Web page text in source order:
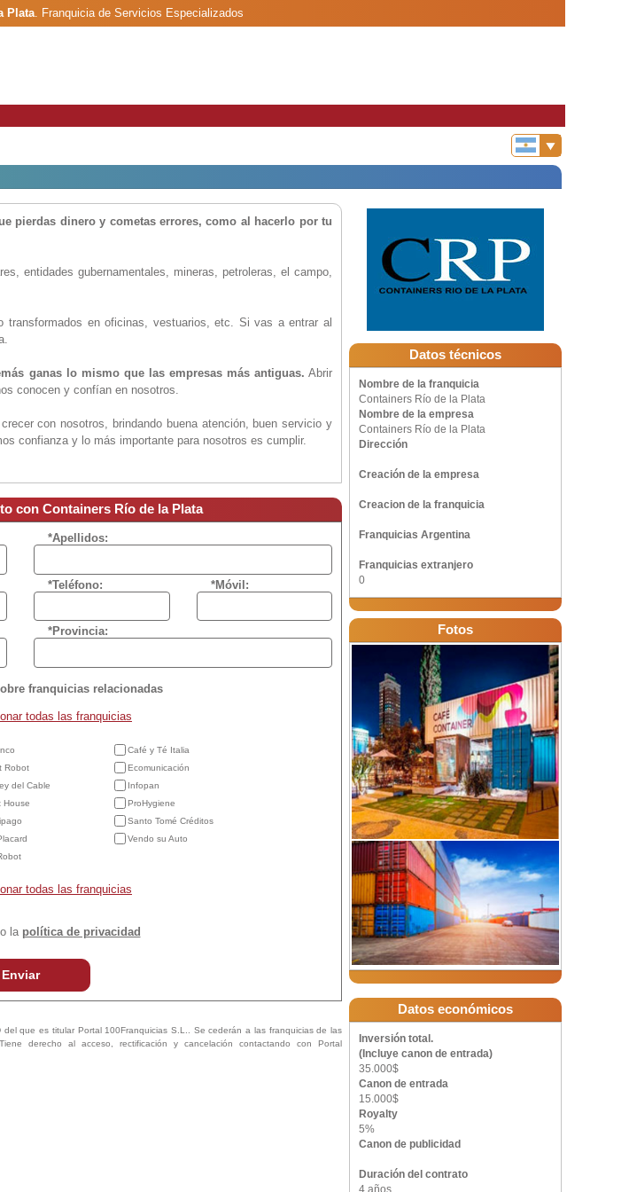
Plata. Franquicia de Servicios Especializados
pierdas dinero y cometas errores, como al hacerlo por tu
entidades gubernamentales, mineras, petroleras, el campo,
en oficinas, vestuarios, etc. Si vas a entrar al
ganas lo mismo que las empresas más antiguas. Abrir
conocen y confían en nosotros.
con nosotros, brindando buena atención, buen servicio y
confianza y lo más importante para nosotros es cumplir.
con Containers Río de la Plata
*Apellidos:
*Teléfono: *Móvil:
*Provincia:
franquicias relacionadas
todas las franquicias
Café y Té Italia
Robot
Ecomunicación
del Cable
Infopan
House
ProHygiene
Santo Tomé Créditos
Vendo su Auto
todas las franquicias
la política de privacidad
Enviar
que es titular Portal 100Franquicias S.L.. Se cederán a las franquicias de las
derecho al acceso, rectificación y cancelación contactando con Portal
Datos técnicos
Nombre de la franquicia
Containers Río de la Plata
Nombre de la empresa
Containers Río de la Plata
Dirección
Creación de la empresa
Creacion de la franquicia
Franquicias Argentina
Franquicias extranjero
0
Fotos
Datos económicos
Inversión total.
(Incluye canon de entrada)
35.000$
Canon de entrada
15.000$
Royalty
5%
Canon de publicidad
Duración del contrato
4 años